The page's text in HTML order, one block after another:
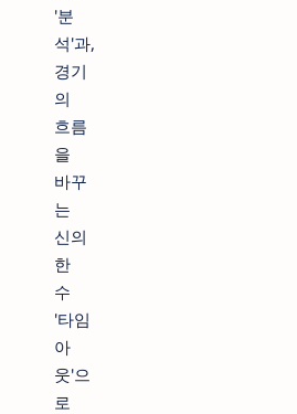
'분
석'과,
경기
의
흐름
을
바꾸
는
신의
한
수
'타임
아
웃'으
로